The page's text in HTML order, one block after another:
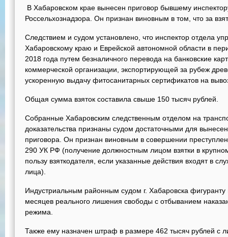
В Хабаровском крае вынесен приговор бывшему
Россельхознадзора. Он признан виновным в том, что за
Следствием и судом установлено, что инспектор отдела
Хабаровскому краю и Еврейской автономной области в
2018 года путем безналичного перевода на банковские
коммерческой организации, экспортирующей за рубеж
ускоренную выдачу фитосанитарных сертификатов на
Общая сумма взяток составила свыше 150 тысяч рублей.
Собранные Хабаровским следственным отделом на
доказательства признаны судом достаточными для
приговора. Он признан виновным в совершении
290 УК РФ (получение должностным лицом взятки в
пользу взяткодателя, если указанные действия входят в
лица).
Индустриальным районным судом г. Хабаровска фигуранту
месяцев реального лишения свободы с отбыванием
режима.
Также ему назначен штраф в размере 462 тысяч рублей с